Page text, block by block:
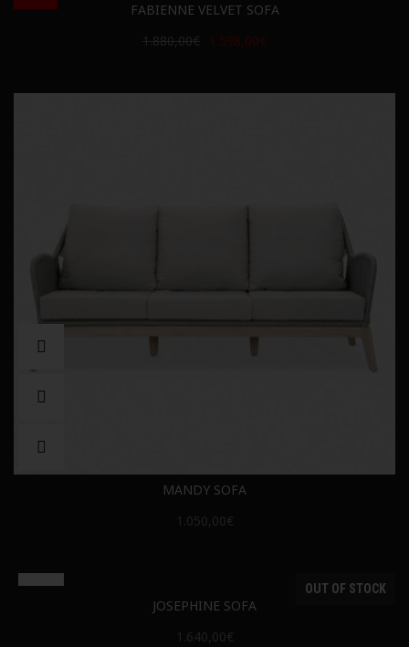
FABIENNE VELVET SOFA
1.880,00€
1.598,00€
MANDY SOFA
1.050,00€
OUT OF STOCK
JOSEPHINE SOFA
1.640,00€